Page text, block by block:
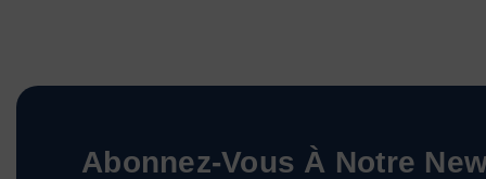
Abonnez-Vous À Notre